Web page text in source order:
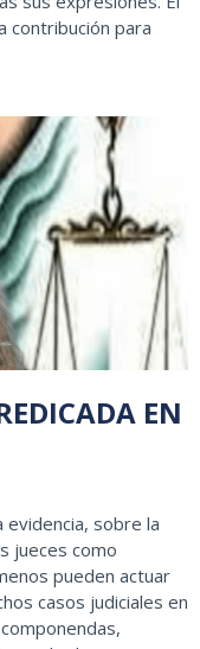
contribución para
EN
evidencia, sobre la
jueces como
pueden actuar
casos judiciales en